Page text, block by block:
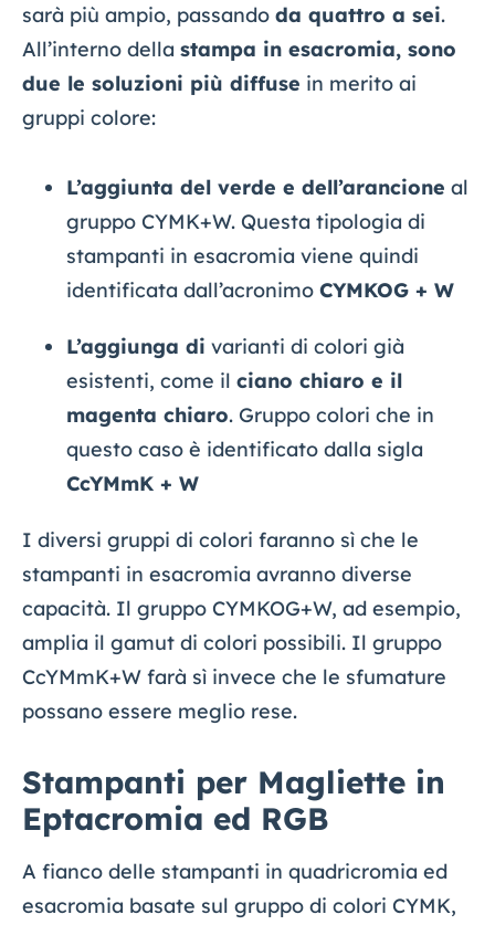
sarà più ampio, passando da quattro a sei.
All’interno della stampa in esacromia, sono
due le soluzioni più diffuse in merito ai
gruppi colore:
L’aggiunta del verde e dell’arancione al
gruppo CYMK+W. Questa tipologia di
stampanti in esacromia viene quindi
identificata dall’acronimo CYMKOG + W
L’aggiunga di varianti di colori già
esistenti, come il ciano chiaro e il
magenta chiaro. Gruppo colori che in
questo caso è identificato dalla sigla
CcYMmK + W
I diversi gruppi di colori faranno sì che le
stampanti in esacromia avranno diverse
capacità. Il gruppo CYMKOG+W, ad esempio,
amplia il gamut di colori possibili. Il gruppo
CcYMmK+W farà sì invece che le sfumature
possano essere meglio rese.
Stampanti per Magliette in
Eptacromia ed RGB
A fianco delle stampanti in quadricromia ed
esacromia basate sul gruppo di colori CYMK,